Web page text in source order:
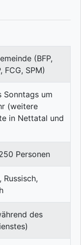
(BFP,
FCG, SPM)
Sonntags um
(weitere
in Nettatal und
Personen
Russisch,
des